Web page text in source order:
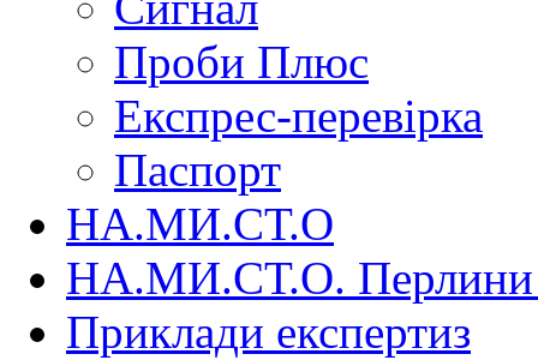
Проби Плюс
Експрес-перевірка
Паспорт
НА.МИ.СТ.О
НА.МИ.СТ.О. Перлини
Приклади експертиз